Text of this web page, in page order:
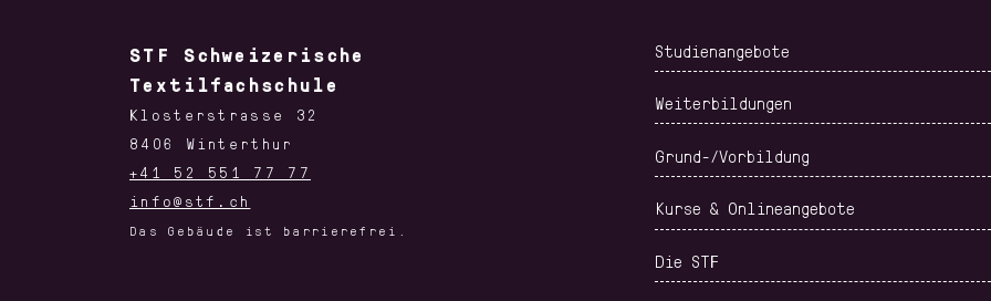
TEXTILE
FASHION
STF Schweizerische
Textilfachschule
Klosterstrasse 32
8406 Winterthur
+41 52 551 77 77
info@stf.ch
Das Gebäude ist barrierefrei.
Studienangebote
Weiterbildungen
Grund-/Vorbildung
Kurse & Onlineangebote
Die STF